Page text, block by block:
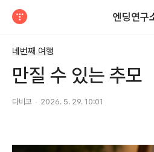
엔딩연구
네번째 여행
만질 수 있는 추모
다비코 2026. 5. 29. 10:01